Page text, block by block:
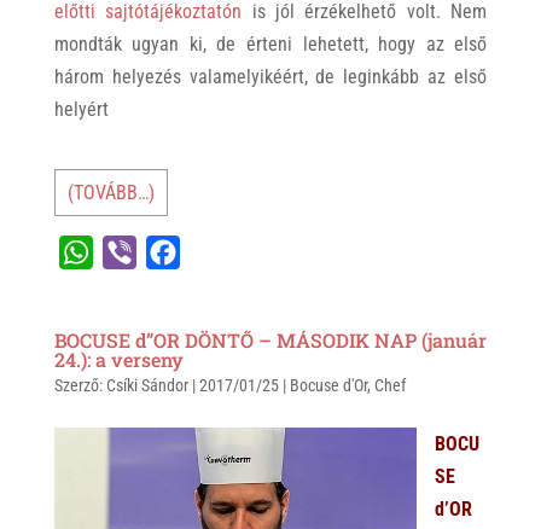
előtti sajtótájékoztatón is jól érzékelhető volt. Nem
mondták ugyan ki, de érteni lehetett, hogy az első
három helyezés valamelyikéért, de leginkább az első
helyért
(TOVÁBB…)
t
s
e
r
e
b
BOCUSE d”OR DÖNTŐ – MÁSODIK NAP (január
24.): a verseny
Szerző: Csíki Sándor|2017/01/25| Bocuse d'Or, Chef
BOCU
SE
d’OR